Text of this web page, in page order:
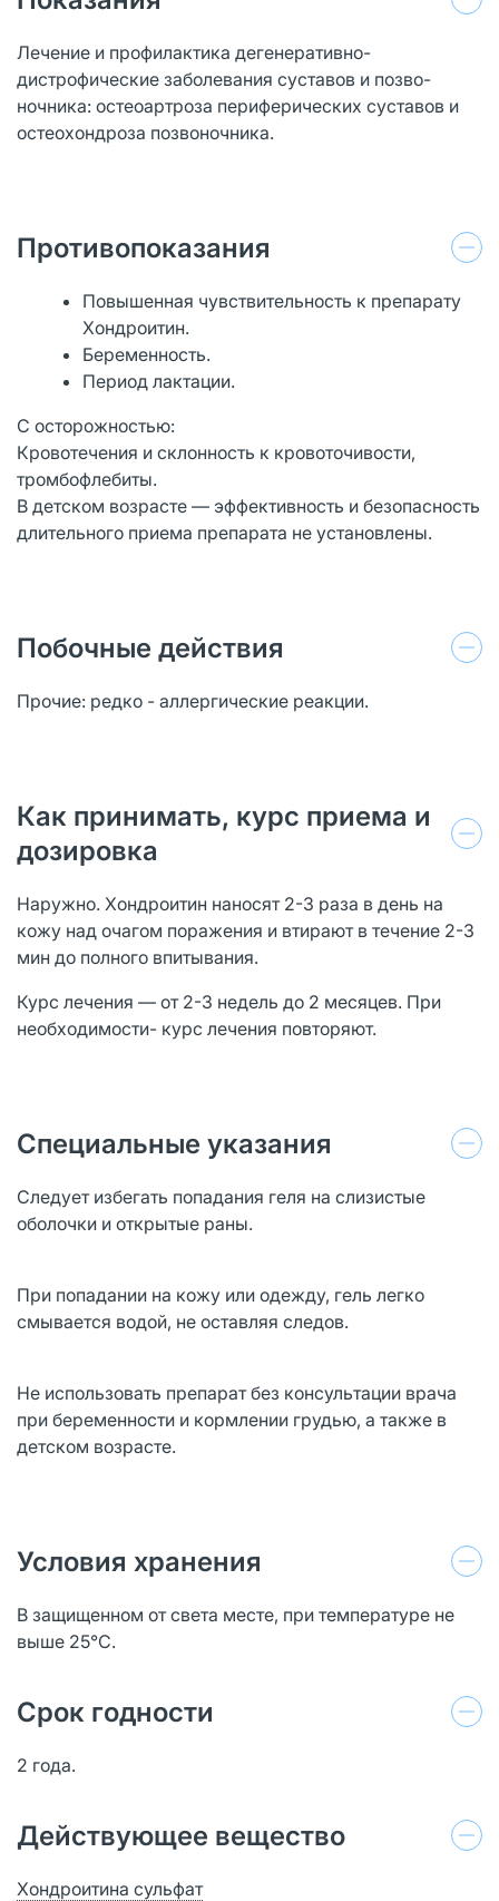
Лечение и профилактика дегенеративно-
дистрофические заболевания суставов и позво-
ночника: остеоартроза периферических суставов и
остеохондроза позвоночника.
Противопоказания
Повышенная чувствительность к препарату
Хондроитин.
Беременность.
Период лактации.
С осторожностью:
Кровотечения и склонность к кровоточивости,
тромбофлебиты.
В детском возрасте — эффективность и безопасность
длительного приема препарата не установлены.
Побочные действия
Прочие: редко - аллергические реакции.
Как принимать, курс приема и
дозировка
Наружно. Хондроитин наносят 2-3 раза в день на
кожу над очагом поражения и втирают в течение 2-3
мин до полного впитывания.
Курс лечения — от 2-3 недель до 2 месяцев. При
необходимости- курс лечения повторяют.
Специальные указания
Следует избегать попадания геля на слизистые
оболочки и открытые раны.
При попадании на кожу или одежду, гель легко
смывается водой, не оставляя следов.
Не использовать препарат без консультации врача
при беременности и кормлении грудью, а также в
детском возрасте.
Условия хранения
В защищенном от света месте, при температуре не
выше 25°C.
Срок годности
2 года.
Действующее вещество
Хондроитина сульфат